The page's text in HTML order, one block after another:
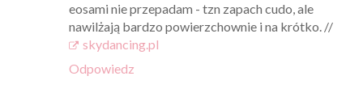
eosami nie przepadam - tzn zapach cudo, ale
nawilżają bardzo powierzchownie i na krótko. //
skydancing.pl
Odpowiedz